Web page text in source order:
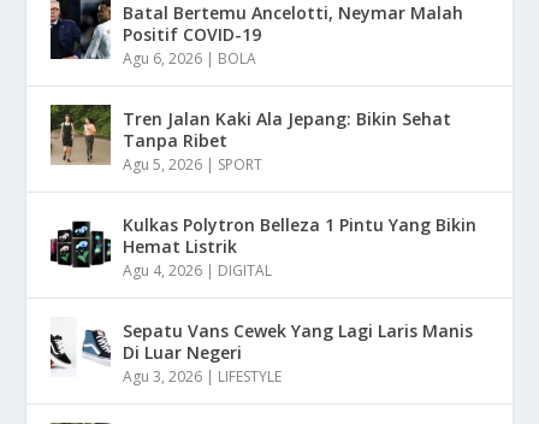
Batal Bertemu Ancelotti, Neymar Malah
Positif COVID-19
Agu 6, 2026 | BOLA
Tren Jalan Kaki Ala Jepang: Bikin Sehat
Tanpa Ribet
Agu 5, 2026 | SPORT
Kulkas Polytron Belleza 1 Pintu Yang Bikin
Hemat Listrik
Agu 4, 2026 | DIGITAL
Sepatu Vans Cewek Yang Lagi Laris Manis
Di Luar Negeri
Agu 3, 2026 | LIFESTYLE